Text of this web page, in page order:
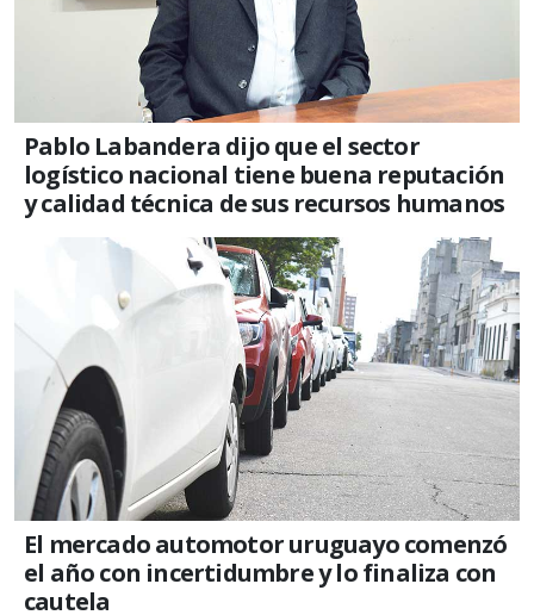
Pablo Labandera dijo que el sector
logístico nacional tiene buena reputación
y calidad técnica de sus recursos humanos
El mercado automotor uruguayo comenzó
el año con incertidumbre y lo finaliza con
cautela